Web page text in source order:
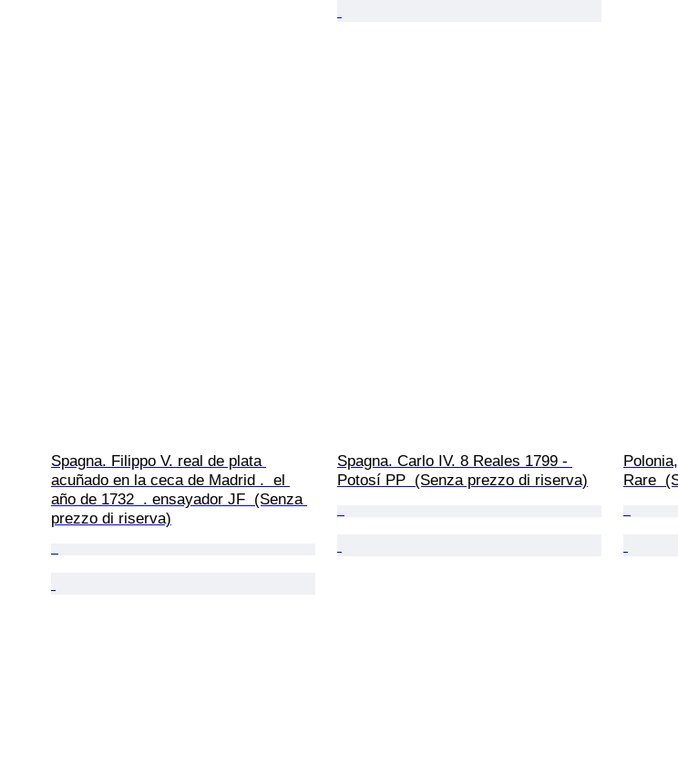
Spagna. Filippo V. real de plata
acuñado en la ceca de Madrid .  el
año de 1732  . ensayador JF  (Senza
prezzo di riserva)
Spagna. Carlo IV. 8 Reales 1799 -
Potosí PP  (Senza prezzo di riserva)
Rare